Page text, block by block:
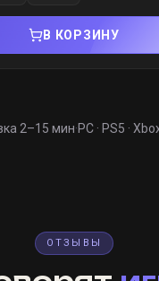
В КОРЗИНУ
2–15 мин·PC · PS5 ·
ОТЗЫВЫ